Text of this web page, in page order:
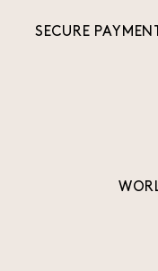
SECURE